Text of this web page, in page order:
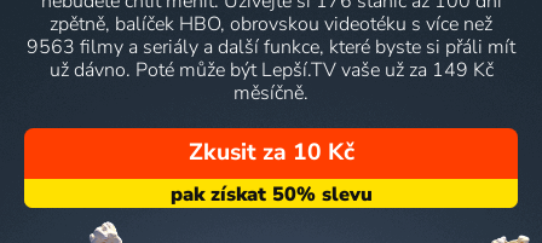
zpětně, balíček HBO, obrovskou videotéku s více než
9563 filmy a seriály a další funkce, které byste si přáli mít
už dávno. Poté může být Lepší.TV vaše už za 149 Kč
měsíčně.
Zkusit za 10 Kč